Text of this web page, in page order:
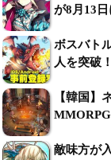
が8月13
ボスバト
人を突破！
【韓国】
敵味方が